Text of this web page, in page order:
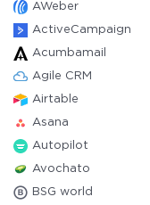
AWeber
ActiveCampaign
Acumbamail
Agile CRM
Airtable
Asana
Autopilot
Avochato
BSG world